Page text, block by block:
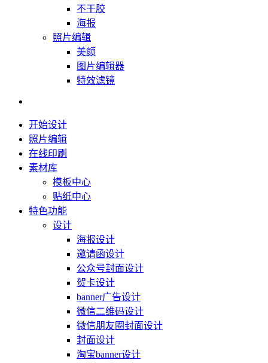
不干胶
海报
照片编辑
美颜
图片编辑器
特效滤镜
开始设计
照片编辑
在线印刷
素材库
模板中心
贴纸中心
特色功能
设计
海报设计
邀请函设计
公众号封面设计
贺卡设计
banner广告设计
微信二维码设计
微信朋友圈封面设计
封面设计
淘宝banner设计